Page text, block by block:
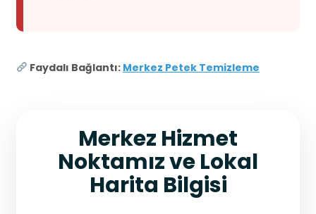
Faydalı Bağlantı: Merkez Petek Temizleme
Merkez Hizmet
Noktamız ve Lokal
Harita Bilgisi